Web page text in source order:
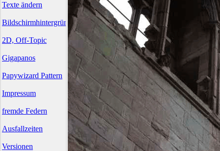
Texte ändern
Bildschirmhintergründe
2D, Off-Topic
Gigapanos
Papywizard Pattern
Impressum
fremde Federn
Ausfallzeiten
Versionen